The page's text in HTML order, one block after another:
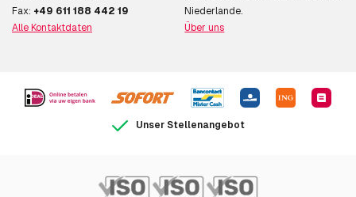
Fax: +49 611 188 442 19
Alle Kontaktdaten
Niederlande.
Über uns
Unser Stellenangebot